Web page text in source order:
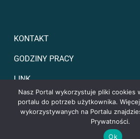
KONTAKT
GODZINY PRACY
LINK
Nasz Portal wykorzystuje pliki cookies
portalu do potrzeb użytkownika.
wykorzystywanych na Portalu
Prywatności.
Ok